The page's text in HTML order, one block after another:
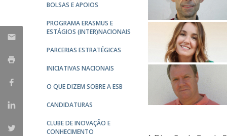
BOLSAS E APOIOS
PROGRAMA ERASMUS E
ESTÁGIOS (INTER)NACIONAIS
PARCERIAS ESTRATÉGICAS
INICIATIVAS NACIONAIS
O QUE DIZEM SOBRE A ESB
CANDIDATURAS
CLUBE DE INOVAÇÃO E
CONHECIMENTO